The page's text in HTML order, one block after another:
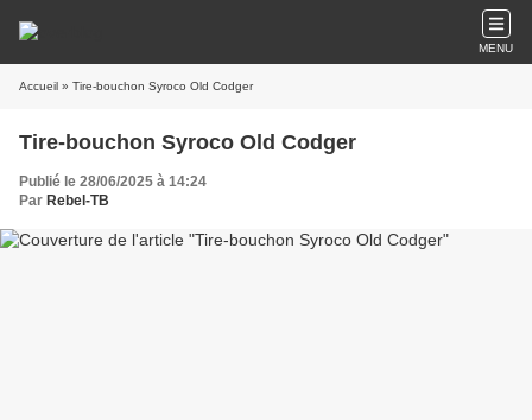
MENU
Accueil » Tire-bouchon Syroco Old Codger
Tire-bouchon Syroco Old Codger
Publié le 28/06/2025 à 14:24
Par Rebel-TB